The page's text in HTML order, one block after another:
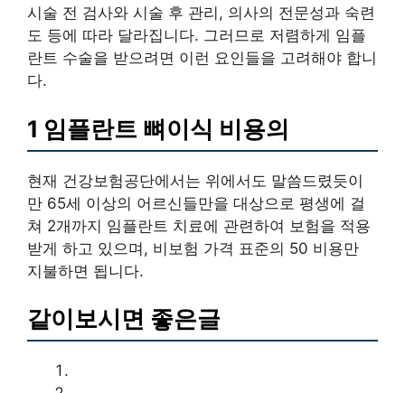
시술 전 검사와 시술 후 관리, 의사의 전문성과 숙련
도 등에 따라 달라집니다. 그러므로 저렴하게 임플
란트 수술을 받으려면 이런 요인들을 고려해야 합니
다.
1 임플란트 뼈이식 비용의
현재 건강보험공단에서는 위에서도 말씀드렸듯이
만 65세 이상의 어르신들만을 대상으로 평생에 걸
쳐 2개까지 임플란트 치료에 관련하여 보험을 적용
받게 하고 있으며, 비보험 가격 표준의 50 비용만
지불하면 됩니다.
같이보시면 좋은글